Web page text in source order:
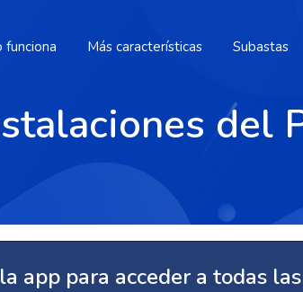
funciona Más características Subastas
del
app para acceder a todas